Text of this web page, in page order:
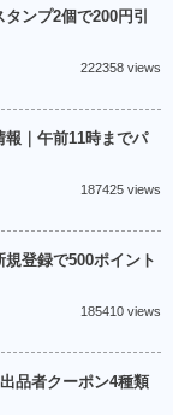
ンプ2個で200円引
222358 views
報｜午前11時までパ
187425 views
登録で500ポイント
185410 views
品者クーポン4種類